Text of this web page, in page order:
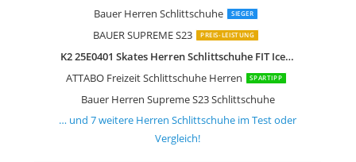
Bauer Herren Schlittschuhe SIEGER
BAUER SUPREME S23 PREIS-LEISTUNG
K2 25E0401 Skates Herren Schlittschuhe FIT Ice Boa
ATTABO Freizeit Schlittschuhe Herren
SPARTIPP
Bauer Herren Supreme S23 Schlittschuhe
Bauer Herren Supreme S23
K2 Skates Herren Schlittschuhe F.I.T
Roces RSK 2
XIUWOUG Verstellbare Schlittschuhe
Cox Swain verstellbare Schlittschuhe
SULOV Z100-13.1
SMJ Vermont Herren Hockey
… und7weitere Herren Schlittschuhe im Test oder
Vergleich!